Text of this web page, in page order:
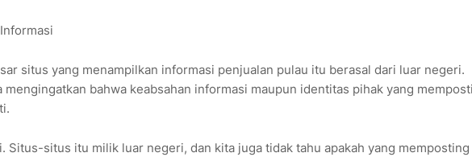
situs yang menampilkan informasi penjualan pulau itu berasal dari luar negeri.
bahwa keabsahan informasi maupun identitas pihak yang
Situs-situs itu milik luar negeri, dan kita juga tidak tahu apakah yang